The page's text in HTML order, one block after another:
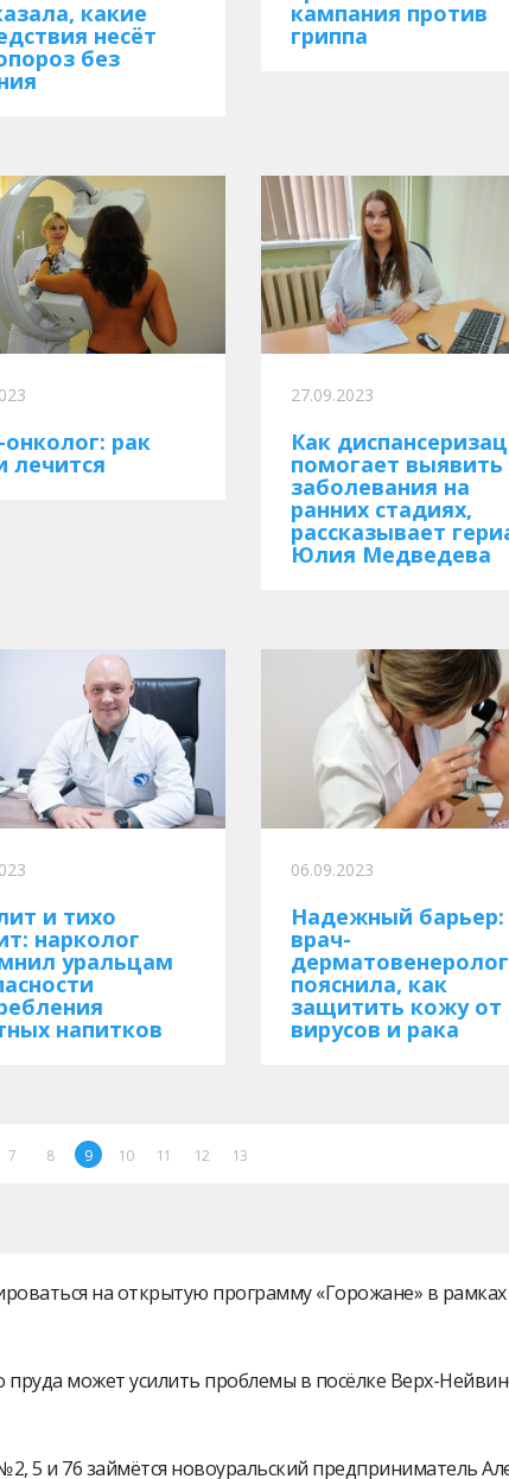
какие
несёт
без
кампания против
гриппа
рак
лечится
27.09.2023
Как
помогает выявить
заболевания на
ранних стадиях,
рассказывает
Юлия Медведева
и тихо
нарколог
уральцам
напитков
06.09.2023
Надежный барьер:
врач-
дерматовенеролог
пояснила, как
защитить кожу от
вирусов и рака
7 8 9 10 11 12 13
на открытую программу «Горожане» в
пруда может усилить проблемы в посёлке Верх-
5 и 76 займётся новоуральский предприниматель